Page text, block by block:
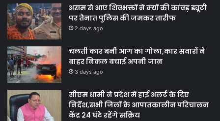
असम से आए शिवभक्तों ने क्यों की कांवड़ ड्यूटी
पर तैनात पुलिस की जमकर तारीफ
2 days ago
चलती कार बनी आग का गोला,कार सवारों ने
बाहर निकल बचाई अपनी जान
3 days ago
सीएम धामी ने प्रदेश में हाई अलर्ट के दिए
निर्देश,सभी जिलों के आपातकालीन परिचालन
केंद्र 24 घंटे रहेंगे सक्रिय